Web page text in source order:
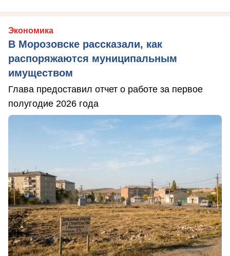
Экономика
В Морозовске рассказали, как
распоряжаются муниципальным
имуществом
Глава предоставил отчет о работе за первое
полугодие 2026 года